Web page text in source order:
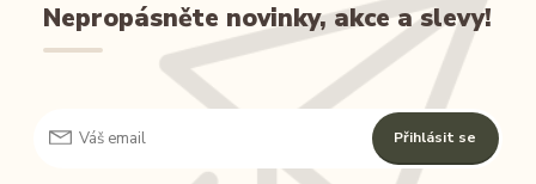
Nepropásněte novinky, akce a slevy!
Přihlásit se